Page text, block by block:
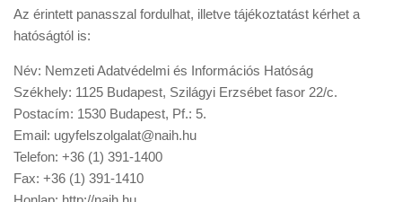
Az érintett panasszal fordulhat, illetve tájékoztatást kérhet a
hatóságtól is:
Név: Nemzeti Adatvédelmi és Információs Hatóság
Székhely: 1125 Budapest, Szilágyi Erzsébet fasor 22/c.
Postacím: 1530 Budapest, Pf.: 5.
Email: ugyfelszolgalat@naih.hu
Telefon: +36 (1) 391-1400
Fax: +36 (1) 391-1410